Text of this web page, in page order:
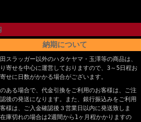
納期について
スラッガー以外のハタケヤマ・玉澤等の商品は、
寄せを中心に運営しておりますので、3～5日程お
せに日数がかかる場合がございます。
ある場合で、代金引換をご利用のお客様は、ご注
後の発送になります。また、銀行振込みをご利用
様は、ご入金確認後３営業日以内に発送致しま
庫切れの場合は2週間から1ヶ月程かかりますの